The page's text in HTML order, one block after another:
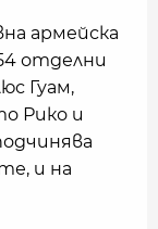
армейска
отделни
Гуам,
Рико и
и на